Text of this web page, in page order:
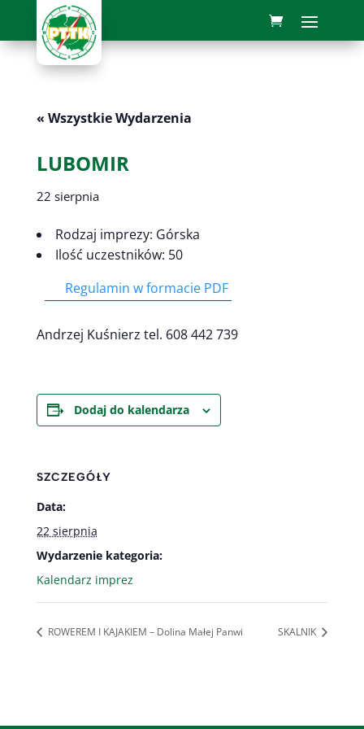
« Wszystkie Wydarzenia
LUBOMIR
22 sierpnia
Rodzaj imprezy: Górska
Ilość uczestników: 50
Regulamin w formacie PDF
Andrzej Kuśnierz tel. 608 442 739
Dodaj do kalendarza
SZCZEGÓŁY
Data:
22 sierpnia
Wydarzenie kategoria:
Kalendarz imprez
ROWEREM I KAJAKIEM – Dolina Małej Panwi SKALNIK